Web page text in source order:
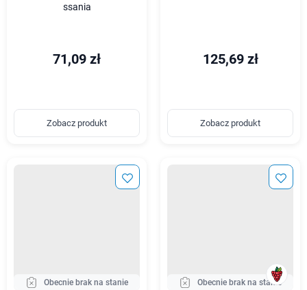
ssania
71,09 zł
Zobacz produkt
125,69 zł
Zobacz produkt
Obecnie brak na stanie Obecnie brak na stanie